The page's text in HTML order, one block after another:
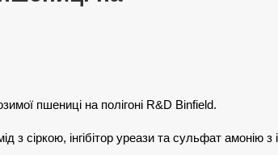
пшениці на полігоні R&D Binfield.
сіркою, інгібітор уреази та сульфат амонію з